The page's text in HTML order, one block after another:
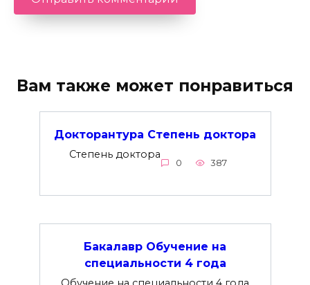
Вам также может понравиться
Докторантура Степень доктора
Степень доктора
0 387
Бакалавр Обучение на
специальности 4 года